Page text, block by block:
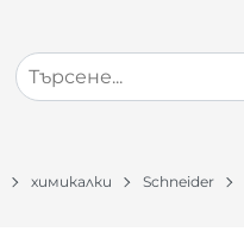
химикалки Schneider